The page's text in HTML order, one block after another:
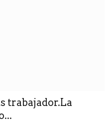
trabajador.La